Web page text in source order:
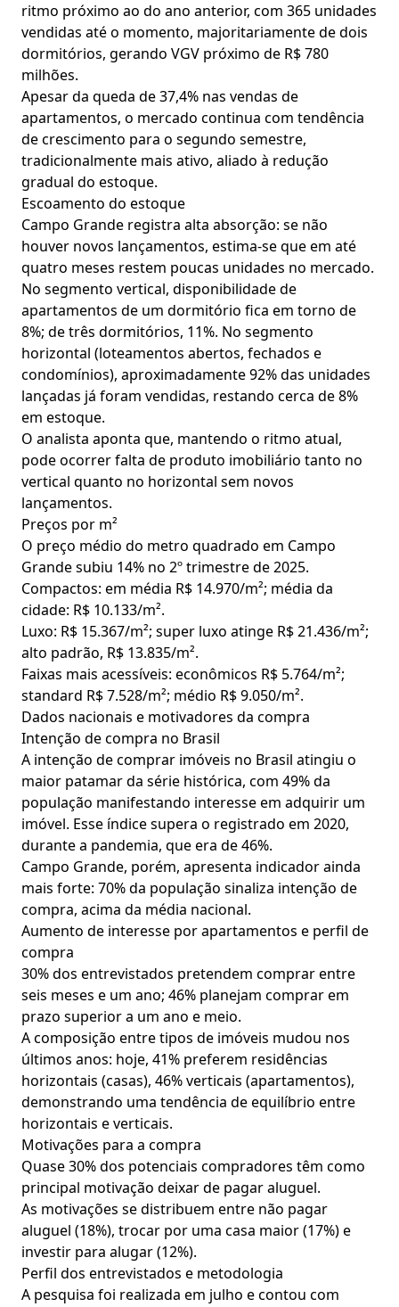
ritmo próximo ao do ano anterior, com 365 unidades
vendidas até o momento, majoritariamente de dois
dormitórios, gerando VGV próximo de R$ 780
milhões.
Apesar da queda de 37,4% nas vendas de
apartamentos, o mercado continua com tendência
de crescimento para o segundo semestre,
tradicionalmente mais ativo, aliado à redução
gradual do estoque.
Escoamento do estoque
Campo Grande registra alta absorção: se não
houver novos lançamentos, estima-se que em até
quatro meses restem poucas unidades no mercado.
No segmento vertical, disponibilidade de
apartamentos de um dormitório fica em torno de
8%; de três dormitórios, 11%. No segmento
horizontal (loteamentos abertos, fechados e
condomínios), aproximadamente 92% das unidades
lançadas já foram vendidas, restando cerca de 8%
em estoque.
O analista aponta que, mantendo o ritmo atual,
pode ocorrer falta de produto imobiliário tanto no
vertical quanto no horizontal sem novos
lançamentos.
Preços por m²
O preço médio do metro quadrado em Campo
Grande subiu 14% no 2º trimestre de 2025.
Compactos: em média R$ 14.970/m²; média da
cidade: R$ 10.133/m².
Luxo: R$ 15.367/m²; super luxo atinge R$ 21.436/m²;
alto padrão, R$ 13.835/m².
Faixas mais acessíveis: econômicos R$ 5.764/m²;
standard R$ 7.528/m²; médio R$ 9.050/m².
Dados nacionais e motivadores da compra
Intenção de compra no Brasil
A intenção de comprar imóveis no Brasil atingiu o
maior patamar da série histórica, com 49% da
população manifestando interesse em adquirir um
imóvel. Esse índice supera o registrado em 2020,
durante a pandemia, que era de 46%.
Campo Grande, porém, apresenta indicador ainda
mais forte: 70% da população sinaliza intenção de
compra, acima da média nacional.
Aumento de interesse por apartamentos e perfil de
compra
30% dos entrevistados pretendem comprar entre
seis meses e um ano; 46% planejam comprar em
prazo superior a um ano e meio.
A composição entre tipos de imóveis mudou nos
últimos anos: hoje, 41% preferem residências
horizontais (casas), 46% verticais (apartamentos),
demonstrando uma tendência de equilíbrio entre
horizontais e verticais.
Motivações para a compra
Quase 30% dos potenciais compradores têm como
principal motivação deixar de pagar aluguel.
As motivações se distribuem entre não pagar
aluguel (18%), trocar por uma casa maior (17%) e
investir para alugar (12%).
Perfil dos entrevistados e metodologia
A pesquisa foi realizada em julho e contou com